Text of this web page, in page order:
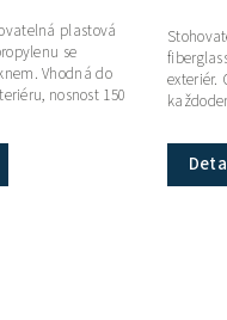
plastová
se
Vhodná do
nosnost 150
exteriér.